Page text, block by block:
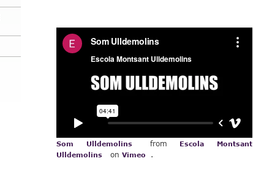
Som Ulldemolins from Escola Montsant
Ulldemolins
on Vimeo .